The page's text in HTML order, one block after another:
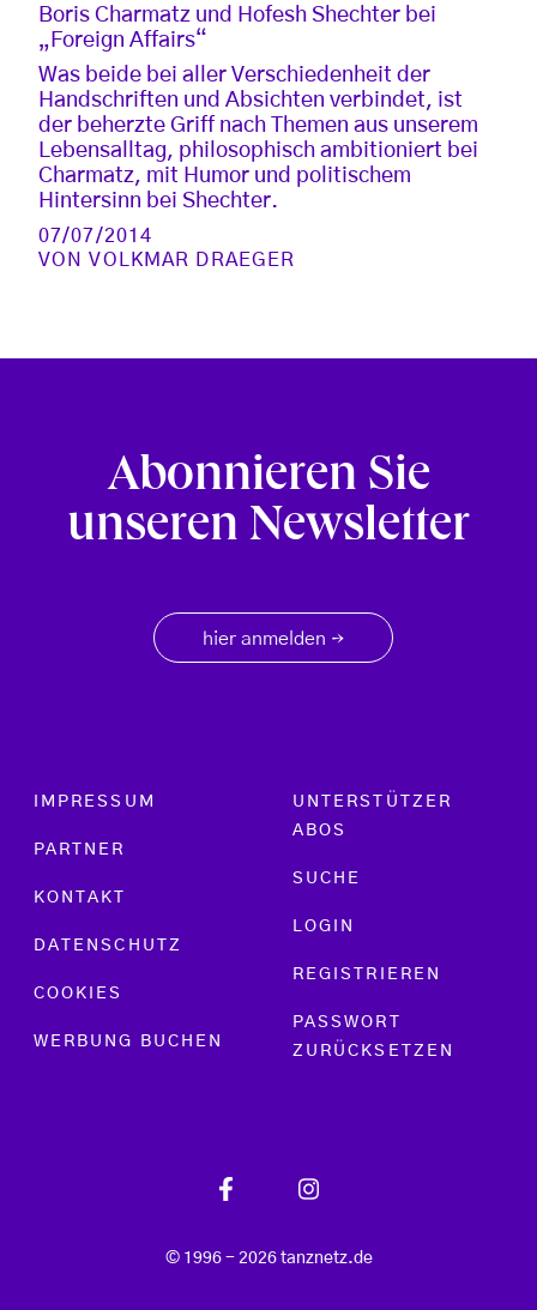
Boris Charmatz und Hofesh Shechter bei
„Foreign Affairs“
Was beide bei aller Verschiedenheit der
Handschriften und Absichten verbindet, ist
der beherzte Griff nach Themen aus unserem
Lebensalltag, philosophisch ambitioniert bei
Charmatz, mit Humor und politischem
Hintersinn bei Shechter.
07/07/2014
VONVOLKMAR DRAEGER
Abonnieren Sie
unseren Newsletter
hier anmelden →
Footer menu
IMPRESSUM
PARTNER
KONTAKT
DATENSCHUTZ
COOKIES
WERBUNG BUCHEN
UNTERSTÜTZER
ABOS
SUCHE
LOGIN
REGISTRIEREN
PASSWORT
ZURÜCKSETZEN
© 1996 - 2026 tanznetz.de